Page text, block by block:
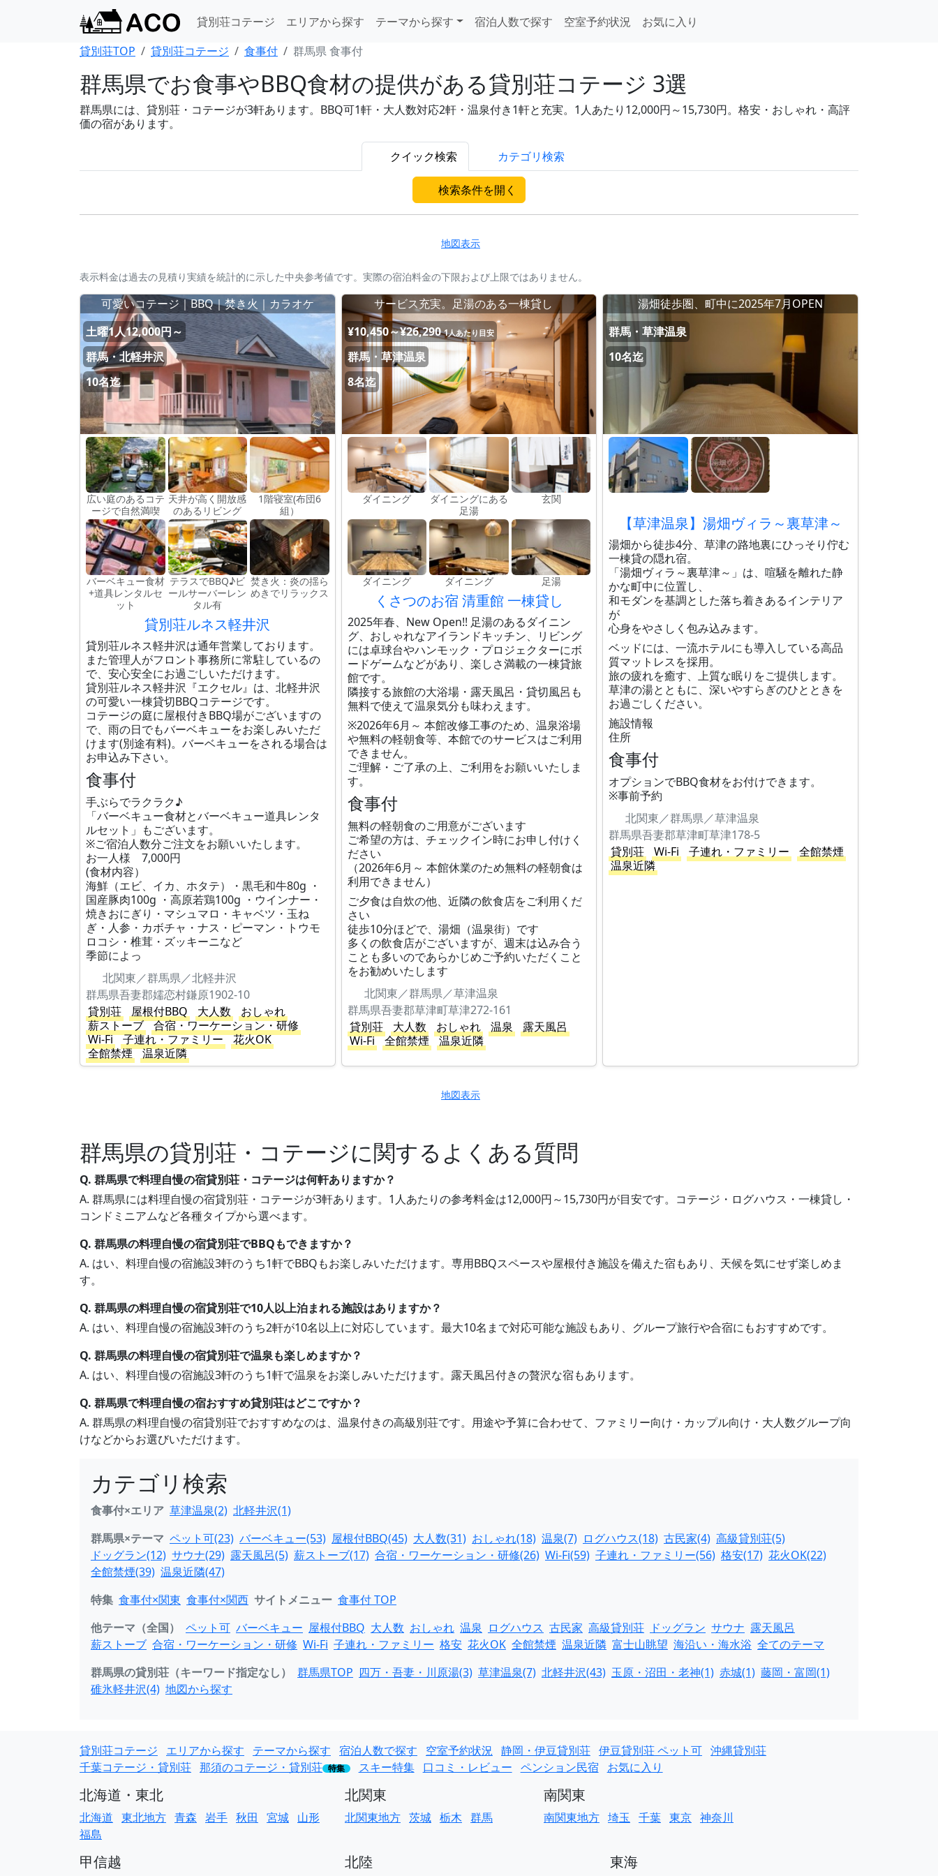
貸別荘コテージ エリアから探す テーマから探す 宿泊人数で探す 空室予約状況
お気に入り
貸別荘TOP
貸別荘コテージ 食事付 群馬県 食事付
群馬県でお食事やBBQ食材の提供がある貸別荘コテージ 3選
群馬県には、貸別荘・コテージが3軒あります。BBQ可1軒・大人数対応2軒・温泉付き1軒と充実。1人あたり12,000円～15,730円。格安・おしゃれ・高評
価の宿があります。
クイック検索 カテゴリ検索
検索条件を開く
地図表示
表示料金は過去の見積り実績を統計的に示した中央参考値です。実際の宿泊料金の下限および上限ではありません。
可愛いコテージ｜BBQ｜焚き火｜カラオケ
土曜1人12,000円～
群馬・北軽井沢
10名迄
広い庭のあるコテ
ージで自然満喫
天井が高く開放感
のあるリビング
1階寝室(布団6
組）
バーベキュー食材
+道具レンタルセ
ット
テラスでBBQ♪ビ
ールサーバーレン
タル有
焚き火：炎の揺ら
めきでリラックス
貸別荘ルネス軽井沢
貸別荘ルネス軽井沢は通年営業しております。
また管理人がフロント事務所に常駐しているの
で、安心安全にお過ごしいただけます。
貸別荘ルネス軽井沢『エクセル』は、北軽井沢
の可愛い一棟貸切BBQコテージです。
コテージの庭に屋根付きBBQ場がございますの
で、雨の日でもバーベキューをお楽しみいただ
けます(別途有料)。バーベキューをされる場合は
お申込み下さい。
食事付
手ぶらでラクラク♪
「バーベキュー食材とバーベキュー道具レンタ
ルセット」もございます。
※ご宿泊人数分ご注文をお願いいたします。
お一人様 7,000円
(食材内容）
海鮮（エビ、イカ、ホタテ）・黒毛和牛80g ・
国産豚肉100g ・高原若鶏100g ・ウインナー・
焼きおにぎり・マシュマロ・キャベツ・玉ね
ぎ・人参・カボチャ・ナス・ピーマン・トウモ
ロコシ・椎茸・ズッキーニなど
季節によっ
北関東／群馬県／北軽井沢
群馬県吾妻郡嬬恋村鎌原1902-10
貸別荘
屋根付BBQ 大人数
おしゃれ
薪ストーブ
合宿・ワーケーション・研修
Wi-Fi
子連れ・ファミリー
花火OK
全館禁煙
温泉近隣
サービス充実。足湯のある一棟貸し
¥10,450～¥26,290 1人あたり目安
群馬・草津温泉
8名迄
ダイニング
ダイニングにある
足湯
玄関
ダイニング ダイニング 足湯
くさつのお宿 清重館 一棟貸し
2025年春、New Open!! 足湯のあるダイニン
グ、おしゃれなアイランドキッチン、リビング
には卓球台やハンモック・プロジェクターにボ
ードゲームなどがあり、楽しさ満載の一棟貸旅
館です。
隣接する旅館の大浴場・露天風呂・貸切風呂も
無料で使えて温泉気分も味わえます。
※2026年6月～ 本館改修工事のため、温泉浴場
や無料の軽朝食等、本館でのサービスはご利用
できません。
ご理解・ご了承の上、ご利用をお願いいたしま
す。
食事付
無料の軽朝食のご用意がございます
ご希望の方は、チェックイン時にお申し付けく
ださい
（2026年6月～ 本館休業のため無料の軽朝食は
利用できません）
ご夕食は自炊の他、近隣の飲食店をご利用くだ
さい
徒歩10分ほどで、湯畑（温泉街）です
多くの飲食店がございますが、週末は込み合う
ことも多いのであらかじめご予約いただくこと
をお勧めいたします
北関東／群馬県／草津温泉
群馬県吾妻郡草津町草津272-161
貸別荘
大人数 おしゃれ 温泉
露天風呂
Wi-Fi
全館禁煙 温泉近隣
湯畑徒歩圏、町中に2025年7月OPEN
群馬・草津温泉
10名迄
【草津温泉】湯畑ヴィラ～裏草津～
湯畑から徒歩4分、草津の路地裏にひっそり佇む
一棟貸の隠れ宿。
「湯畑ヴィラ～裏草津～」は、喧騒を離れた静
かな町中に位置し、
和モダンを基調とした落ち着きあるインテリア
が
心身をやさしく包み込みます。
ベッドには、一流ホテルにも導入している高品
質マットレスを採用。
旅の疲れを癒す、上質な眠りをご提供します。
草津の湯とともに、深いやすらぎのひとときを
お過ごしください。
施設情報
住所
食事付
オプションでBBQ食材をお付けできます。
※事前予約
北関東／群馬県／草津温泉
群馬県吾妻郡草津町草津178-5
貸別荘
Wi-Fi 子連れ・ファミリー
全館禁煙
温泉近隣
地図表示
群馬県の貸別荘・コテージに関するよくある質問
Q. 群馬県で料理自慢の宿貸別荘・コテージは何軒ありますか？
A. 群馬県には料理自慢の宿貸別荘・コテージが3軒あります。1人あたりの参考料金は12,000円～15,730円が目安です。コテージ・ログハウス・一棟貸し・
コンドミニアムなど各種タイプから選べます。
Q. 群馬県の料理自慢の宿貸別荘でBBQもできますか？
A. はい、料理自慢の宿施設3軒のうち1軒でBBQもお楽しみいただけます。専用BBQスペースや屋根付き施設を備えた宿もあり、天候を気にせず楽しめま
す。
Q. 群馬県の料理自慢の宿貸別荘で10人以上泊まれる施設はありますか？
A. はい、料理自慢の宿施設3軒のうち2軒が10名以上に対応しています。最大10名まで対応可能な施設もあり、グループ旅行や合宿にもおすすめです。
Q. 群馬県の料理自慢の宿貸別荘で温泉も楽しめますか？
A. はい、料理自慢の宿施設3軒のうち1軒で温泉をお楽しみいただけます。露天風呂付きの贅沢な宿もあります。
Q. 群馬県で料理自慢の宿おすすめ貸別荘はどこですか？
A. 群馬県の料理自慢の宿貸別荘でおすすめなのは、温泉付きの高級別荘です。用途や予算に合わせて、ファミリー向け・カップル向け・大人数グループ向
けなどからお選びいただけます。
カテゴリ検索
食事付×エリア 草津温泉(2) 北軽井沢(1)
群馬県×テーマ ペット可(23) バーベキュー(53) 屋根付BBQ(45) 大人数(31) おしゃれ(18) 温泉(7) ログハウス(18) 古民家(4) 高級貸別荘(5)
ドッグラン(12) サウナ(29) 露天風呂(5) 薪ストーブ(17) 合宿・ワーケーション・研修(26) Wi-Fi(59) 子連れ・ファミリー(56) 格安(17) 花火OK(22)
全館禁煙(39) 温泉近隣(47)
特集 食事付×関東 食事付×関西 サイトメニュー 食事付 TOP
他テーマ（全国）
ペット可 バーベキュー 屋根付BBQ 大人数 おしゃれ 温泉 ログハウス 古民家 高級貸別荘 ドッグラン サウナ 露天風呂
薪ストーブ 合宿・ワーケーション・研修 Wi-Fi 子連れ・ファミリー 格安 花火OK 全館禁煙 温泉近隣 富士山眺望 海沿い・海水浴 全てのテーマ
群馬県の貸別荘（キーワード指定なし）
群馬県TOP 四万・吾妻・川原湯(3) 草津温泉(7) 北軽井沢(43) 玉原・沼田・老神(1) 赤城(1) 藤岡・富岡(1)
碓氷軽井沢(4) 地図から探す
貸別荘コテージ エリアから探す テーマから探す 宿泊人数で探す 空室予約状況 静岡・伊豆貸別荘 伊豆貸別荘 ペット可 沖縄貸別荘
千葉コテージ・貸別荘 那須のコテージ・貸別荘 特集 スキー特集 口コミ・レビュー ペンション民宿 お気に入り
北海道・東北
北海道 東北地方 青森 岩手 秋田 宮城 山形
福島
北関東
北関東地方 茨城 栃木 群馬
南関東
南関東地方 埼玉 千葉 東京 神奈川
甲信越 北陸 東海